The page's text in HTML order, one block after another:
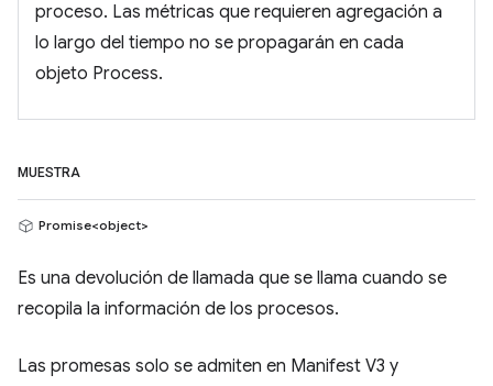
proceso. Las métricas que requieren agregación a
lo largo del tiempo no se propagarán en cada
objeto Process.
MUESTRA
Promise<object>
Es una devolución de llamada que se llama cuando se
recopila la información de los procesos.
Las promesas solo se admiten en Manifest V3 y